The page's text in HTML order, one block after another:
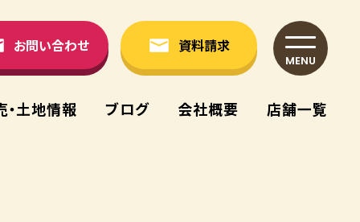
お問い合わせ 資料請求
MENU
・⼟地情報 ブログ 会社概要 店舗⼀覧